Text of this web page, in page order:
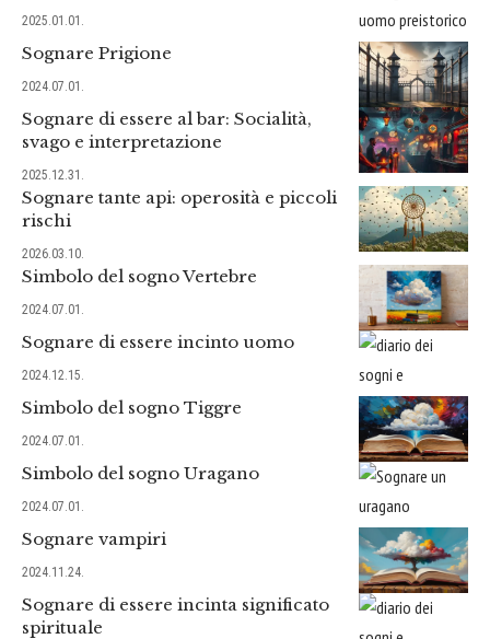
2025.01.01.
Sognare Prigione
2024.07.01.
Sognare di essere al bar: Socialità,
svago e interpretazione
2025.12.31.
Sognare tante api: operosità e piccoli
rischi
2026.03.10.
Simbolo del sogno Vertebre
2024.07.01.
Sognare di essere incinto uomo
2024.12.15.
Simbolo del sogno Tiggre
2024.07.01.
Simbolo del sogno Uragano
2024.07.01.
Sognare vampiri
2024.11.24.
Sognare di essere incinta significato
spirituale